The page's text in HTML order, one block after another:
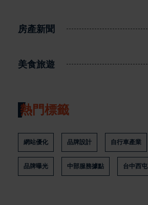
房產新聞
美食旅遊
熱門標籤
網站優化 品牌設計 自行車產業
品牌曝光 中部服務據點 台中西屯